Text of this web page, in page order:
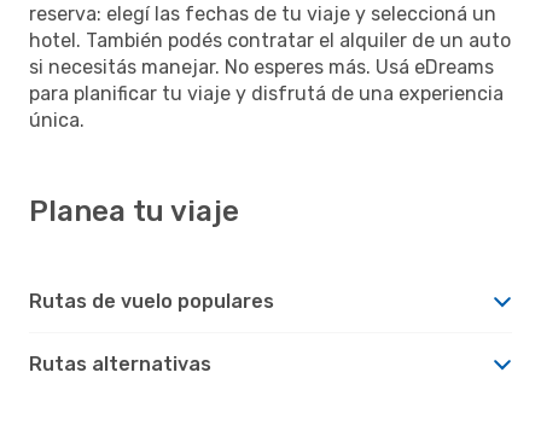
reserva: elegí las fechas de tu viaje y seleccioná un
hotel. También podés contratar el alquiler de un auto
si necesitás manejar. No esperes más. Usá eDreams
para planificar tu viaje y disfrutá de una experiencia
única.
Planea tu viaje
Rutas de vuelo populares
Rutas alternativas